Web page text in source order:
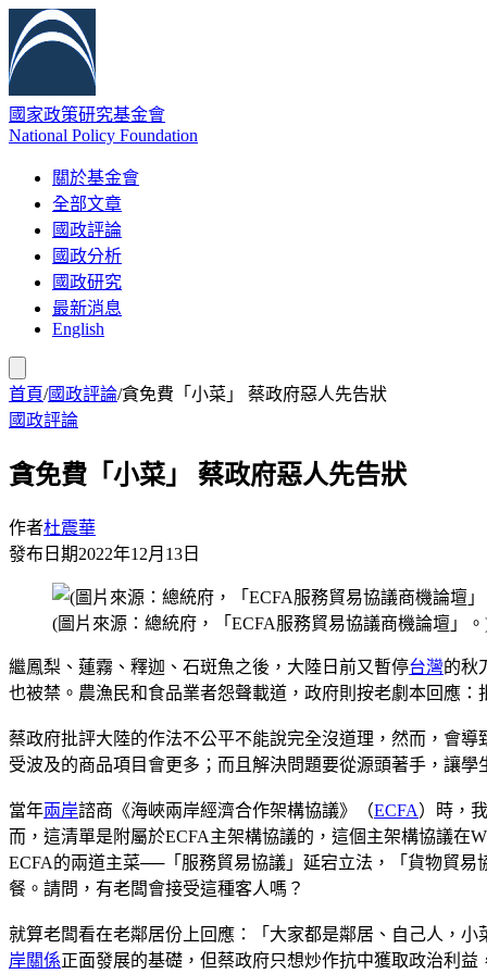
國家政策研究基金會
National Policy Foundation
關於基金會
全部文章
國政評論
國政分析
國政研究
最新消息
English
首頁/國政評論/貪免費「小菜」 蔡政府惡人先告狀
國政評論
貪免費「小菜」 蔡政府惡人先告狀
作者杜震華
發布日期2022年12月13日
(圖片來源：總統府，「ECFA服務貿易協議商機論壇」
繼鳳梨、蓮霧、釋迦、石斑魚之後，大陸日前又暫停台灣的秋
也被禁。農漁民和食品業者怨聲載道，政府則按老劇本回應
蔡政府批評大陸的作法不公平不能說完全沒道理，然而，會
受波及的商品項目會更多；而且解決問題要從源頭著手，讓
當年兩岸諮商《海峽兩岸經濟合作架構協議》（ECFA）時，
而，這清單是附屬於ECFA主架構協議的，這個主架構協議在
ECFA的兩道主菜──「服務貿易協議」延宕立法，「貨物貿
餐。請問，有老闆會接受這種客人嗎？
就算老闆看在老鄰居份上回應：「大家都是鄰居、自己人，
岸關係正面發展的基礎，但蔡政府只想炒作抗中獲取政治利